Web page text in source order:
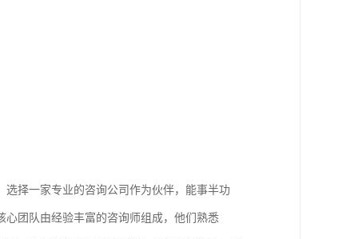
择一家专业的咨询公司作为伙伴，能事半功
团队由经验丰富的咨询师组成，他们熟悉